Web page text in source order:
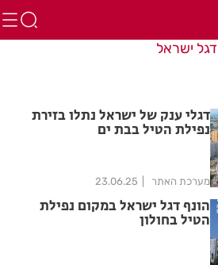
דגל ישראל
דגלי ענק של ישראל נתלו בזירת
נפילת הטיל בבת ים
מערכת האתר 23.06.25
הונף דגל ישראל במקום נפילת
הטיל בחולון